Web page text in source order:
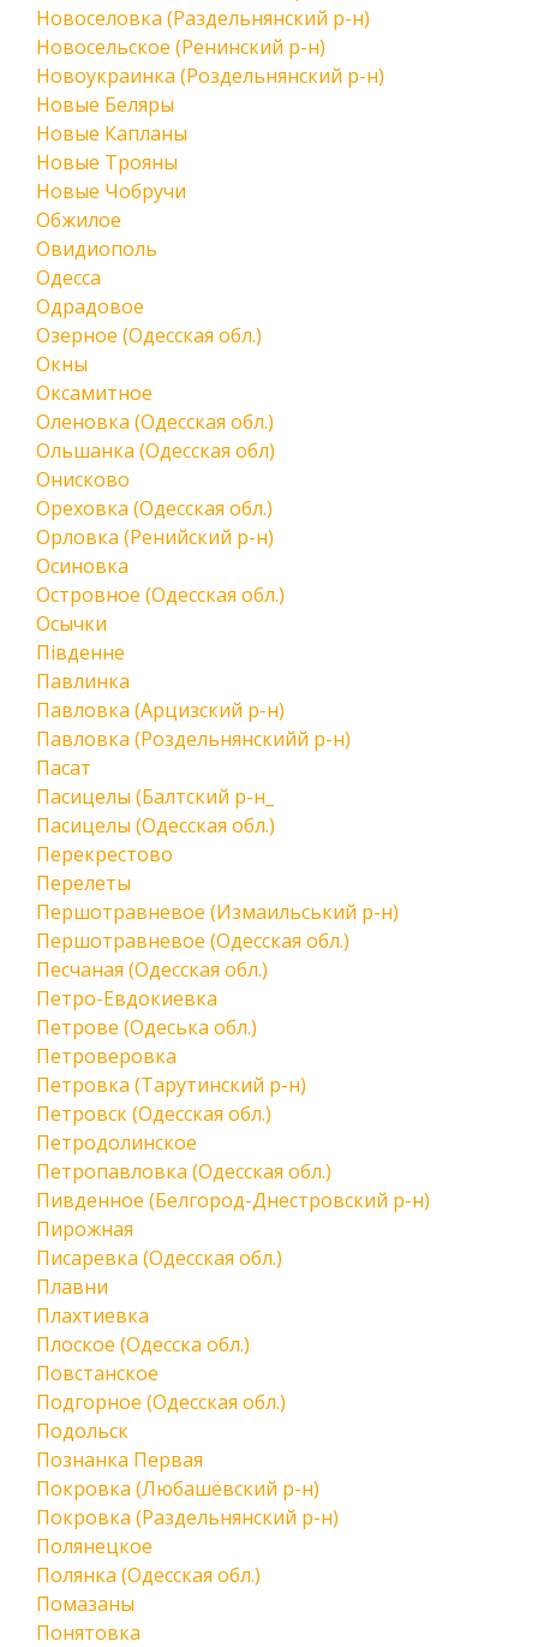
Новоселовка (Раздельнянский р-н)
Новосельское (Ренинский р-н)
Новоукраинка (Роздельнянский р-н)
Новые Беляры
Новые Капланы
Новые Трояны
Новые Чобручи
Обжилое
Овидиополь
Одесса
Одрадовое
Озерное (Одесская обл.)
Окны
Оксамитное
Оленовка (Одесская обл.)
Ольшанка (Одесская обл)
Онисково
Ореховка (Одесская обл.)
Орловка (Ренийский р-н)
Осиновка
Островное (Одесская обл.)
Осычки
Південне
Павлинка
Павловка (Арцизский р-н)
Павловка (Роздельнянскийй р-н)
Пасат
Пасицелы (Балтский р-н_
Пасицелы (Одесская обл.)
Перекрестово
Перелеты
Першотравневое (Измаильський р-н)
Першотравневое (Одесская обл.)
Песчаная (Одесская обл.)
Петро-Евдокиевка
Петрове (Одеська обл.)
Петроверовка
Петровка (Тарутинский р-н)
Петровск (Одесская обл.)
Петродолинское
Петропавловка (Одесская обл.)
Пивденное (Белгород-Днестровский р-н)
Пирожная
Писаревка (Одесская обл.)
Плавни
Плахтиевка
Плоское (Одесска обл.)
Повстанское
Подгорное (Одесская обл.)
Подольск
Познанка Первая
Покровка (Любашёвский р-н)
Покровка (Раздельнянский р-н)
Полянецкое
Полянка (Одесская обл.)
Помазаны
Понятовка